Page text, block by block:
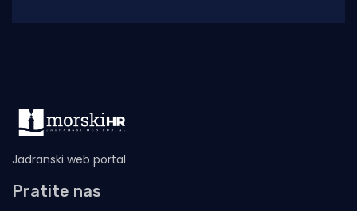
Jadranski web portal
Pratite nas